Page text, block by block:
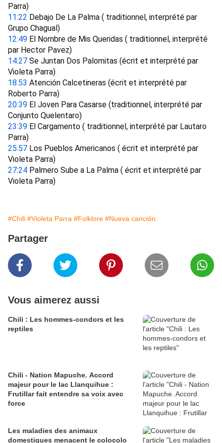
Parra)
11:22 Debajo De La Palma ( traditionnel, interprété par
Grupo Chagual)
12:49 El Nombre de Mis Queridas ( traditionnel, interprété
par Hector Pavez)
14:27 Se Juntan Dos Palomitas (écrit et interprété par
Violeta Parra)
18:53 Atención Calcetineras (écrit et interprété par
Roberto Parra)
20:39 El Joven Para Casarse (traditionnel, interprété par
Conjunto Quelentaro)
23:39 El Cargamento ( traditionnel, interprété par Lautaro
Parra)
25:57 Los Pueblos Americanos ( écrit et interprété par
Violeta Parra)
27:24 Palmero Sube a La Palma ( écrit et interprété par
Violeta Parra)
#Chili #Violeta Parra #Folklore #Nueva canción
Partager
Vous aimerez aussi
Chili : Les hommes-condors et les
reptiles
Chili - Nation Mapuche. Accord
majeur pour le lac Llanquihue :
Frutillar fait entendre sa voix avec
force
Les maladies des animaux
domestiques menacent le colocolo